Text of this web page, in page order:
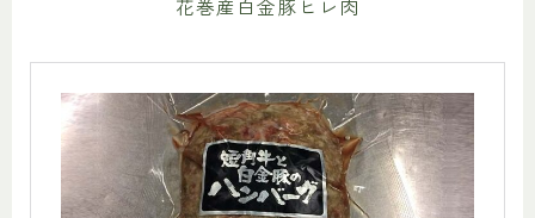
花巻産白金豚ヒレ肉